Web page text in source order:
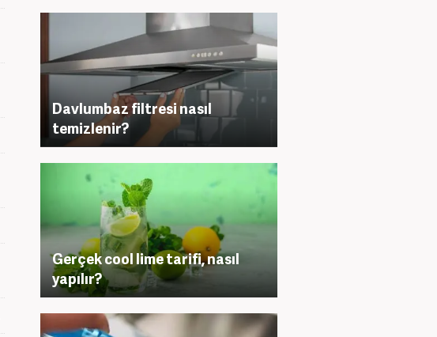
Davlumbaz filtresi nasıl
temizlenir?
Gerçek cool lime tarifi, nasıl
yapılır?